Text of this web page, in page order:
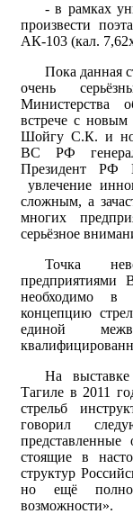
- в рамках
произвести
АК-103 (кал.
Пока данная
очень
Министерства
встрече с
Шойгу С.К. и
ВС РФ
Президент РФ
увлечение
сложным, а
многих
серьёзное
Точка
предприятиями
необходимо в
концепцию
единой
На
Тагиле в 2011
стрельб
говорил
представленные
стоящие в
структур
но ещё
возможности».